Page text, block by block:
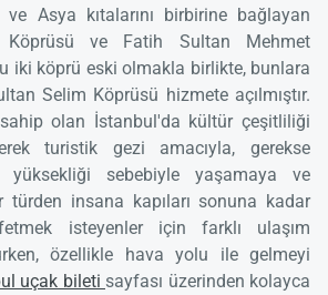
ve Asya kıtalarını birbirine bağlayan
Köprüsü ve Fatih Sultan Mehmet
iki köprü eski olmakla birlikte, bunlara
Selim Köprüsü hizmete açılmıştır.
olan İstanbul'da kültür çeşitliliği
turistik gezi amacıyla, gerekse
yüksekliği sebebiyle yaşamaya ve
türden insana kapıları sonuna kadar
isteyenler için farklı ulaşım
özellikle hava yolu ile gelmeyi
uçak bileti sayfası üzerinden kolayca